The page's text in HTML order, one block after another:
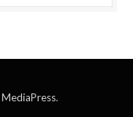
MediaPress.